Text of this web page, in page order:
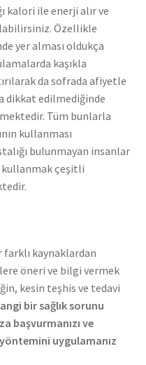
kalori ile enerji alır ve
Özellikle
yer alması oldukça
kaşıkla
da sofrada afiyetle
dikkat edilmediğinde
Tüm bunlarla
kullanması
bulunmayan insanlar
kullanmak çeşitli
farklı kaynaklardan
öneri ve bilgi vermek
kesin teşhis ve tedavi
bir sağlık sorunu
başvurmanızı ve
uygulamanız